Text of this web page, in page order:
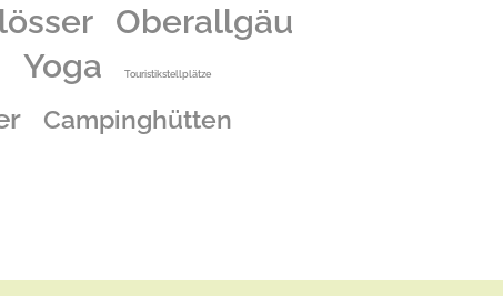
Oberallgäu
Yoga Touristikstellplätze
Campinghütten